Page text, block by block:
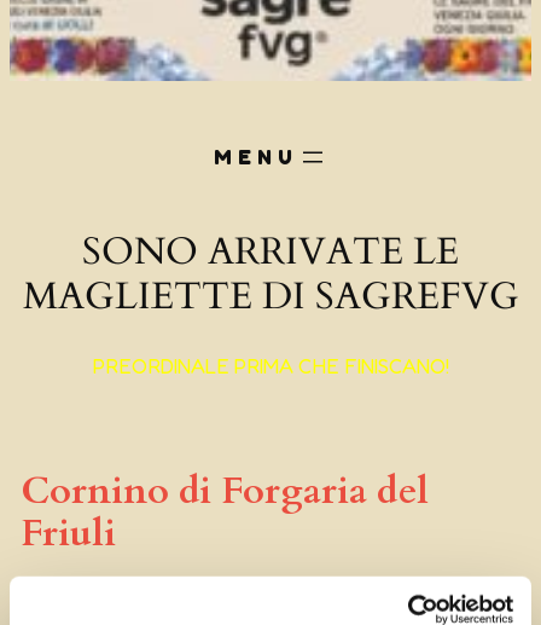
SONO ARRIVATE LE
MAGLIETTE DI SAGREFVG
PREORDINALE PRIMA CHE FINISCANO!
Cornino di Forgaria del
Friuli